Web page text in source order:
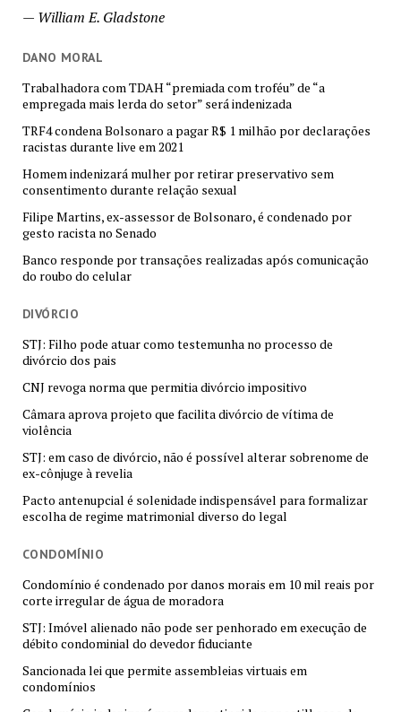
— William E. Gladstone
DANO MORAL
Trabalhadora com TDAH “premiada com troféu” de “a
empregada mais lerda do setor” será indenizada
TRF4 condena Bolsonaro a pagar R$ 1 milhão por declarações
racistas durante live em 2021
Homem indenizará mulher por retirar preservativo sem
consentimento durante relação sexual
Filipe Martins, ex-assessor de Bolsonaro, é condenado por
gesto racista no Senado
Banco responde por transações realizadas após comunicação
do roubo do celular
DIVÓRCIO
STJ: Filho pode atuar como testemunha no processo de
divórcio dos pais
CNJ revoga norma que permitia divórcio impositivo
Câmara aprova projeto que facilita divórcio de vítima de
violência
STJ: em caso de divórcio, não é possível alterar sobrenome de
ex-cônjuge à revelia
Pacto antenupcial é solenidade indispensável para formalizar
escolha de regime matrimonial diverso do legal
CONDOMÍNIO
Condomínio é condenado por danos morais em 10 mil reais por
corte irregular de água de moradora
STJ: Imóvel alienado não pode ser penhorado em execução de
débito condominial do devedor fiduciante
Sancionada lei que permite assembleias virtuais em
condomínios